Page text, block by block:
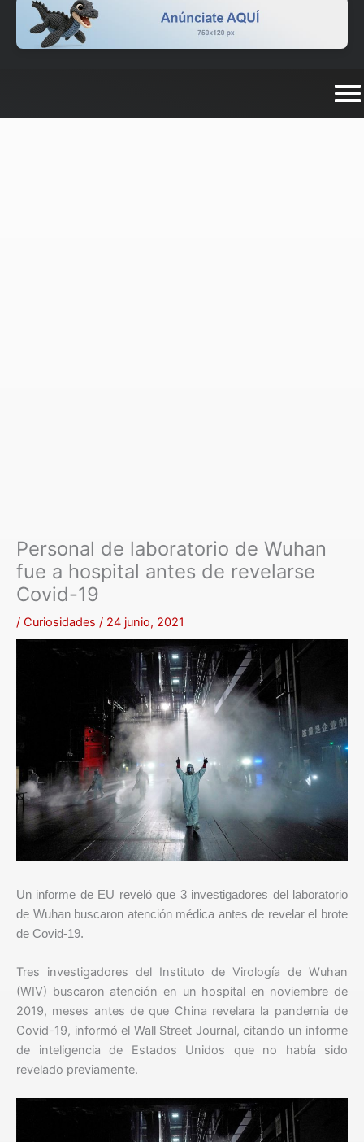
Personal de laboratorio de Wuhan
fue a hospital antes de revelarse
Covid-19
/ Curiosidades / 24 junio, 2021
Un informe de EU reveló que 3 investigadores del laboratorio
de Wuhan buscaron atención médica antes de revelar el brote
de Covid-19.
Tres investigadores del Instituto de Virología de Wuhan
(WIV) buscaron atención en un hospital en noviembre de
2019, meses antes de que China revelara la pandemia de
Covid-19, informó el Wall Street Journal, citando un informe
de inteligencia de Estados Unidos que no había sido
revelado previamente.